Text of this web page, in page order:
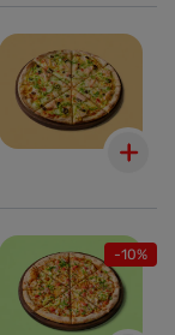
-10%